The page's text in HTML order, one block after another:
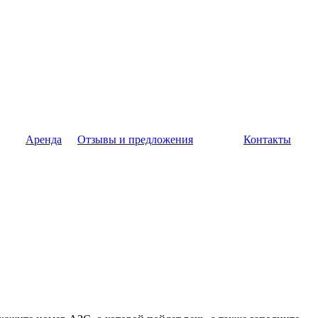
Аренда Отзывы и предложения
Контакты